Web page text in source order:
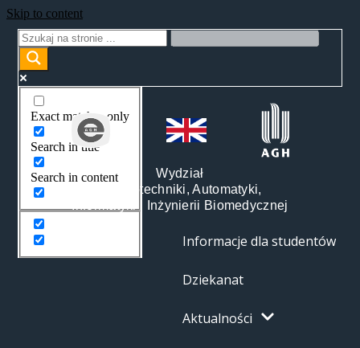
Skip to content
Exact matches only
Search in title
Search in content
Wydział
Elektrotechniki, Automatyki,
Informatyki i Inżynierii Biomedycznej
Informacje dla studentów
Dziekanat
Aktualności